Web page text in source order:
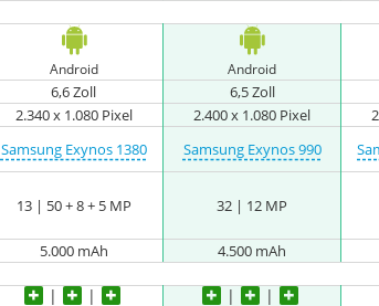
Android Android
6,6 Zoll 6,5 Zoll
2.340 x 1.080 Pixel 2.400 x 1.080 Pixel
Samsung Exynos 1380 Samsung Exynos 990
13 | 50 + 8 + 5 MP 32 | 12 MP
5.000 mAh 4.500 mAh